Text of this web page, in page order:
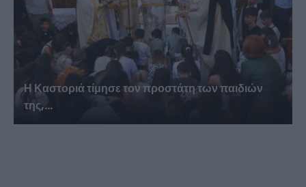
Η Καστοριά τίμησε τον προστάτη των παιδιών
της,...